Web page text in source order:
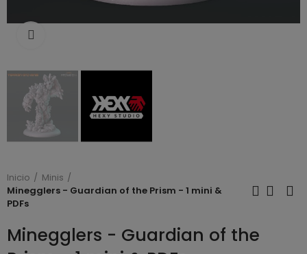
Inicio
Minis
Minegglers - Guardian of the Prism - 1 mini &
PDFs
Minegglers - Guardian of the